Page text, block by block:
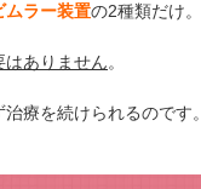
ムラー装置の2種類だけ。
ありません。
療を続けられるのです。